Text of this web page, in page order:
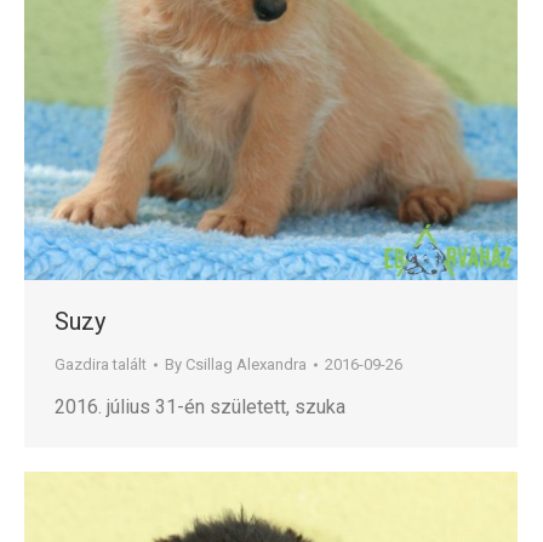
Suzy
Gazdira talált By Csillag Alexandra 2016-09-26
2016. július 31-én született, szuka